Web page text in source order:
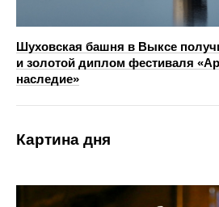
Шуховская башня в Выксе
и золотой диплом фестиваля
наследие»
Картина дня